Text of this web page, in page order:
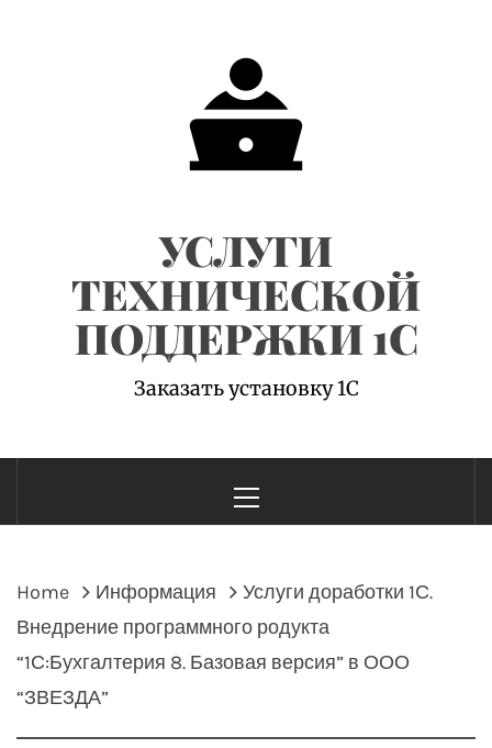
УСЛУГИ
ТЕХНИЧЕСКОЙ
ПОДДЕРЖКИ 1С
Заказать установку 1С
Menu
Home Информация
Услуги доработки 1С.
Внедрение программного родукта
“1С:Бухгалтерия 8. Базовая версия” в ООО
“ЗВЕЗДА”